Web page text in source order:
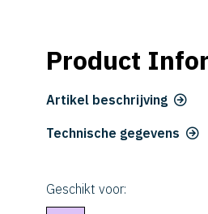
Product
Artikel beschrijving
Technische gegevens
Geschikt voor: